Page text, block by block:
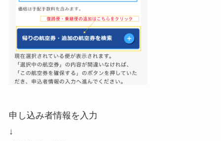
申し込み者情報を入力
↓